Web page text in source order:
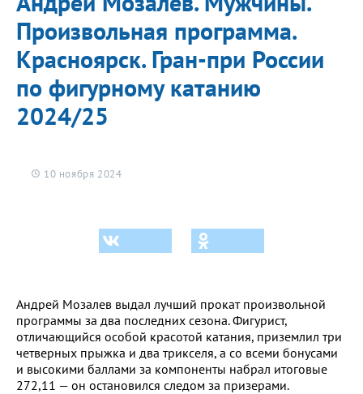
Произвольная программа.
Красноярск. Гран-при России
по фигурному катанию
2024/25
10 ноября 2024
Андрей Мозалев выдал лучший прокат произвольной
программы за два последних сезона. Фигурист,
отличающийся особой красотой катания, приземлил три
четверных прыжка и два трикселя, а со всеми бонусами
и высокими баллами за компоненты набрал итоговые
272,11 — он остановился следом за призерами.